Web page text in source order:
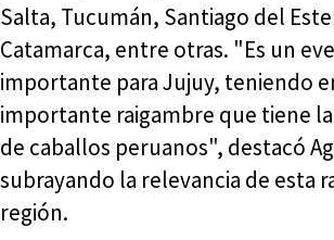
Salta, Tucumán, Santiago del
Catamarca, entre otras. "Es un
importante para Jujuy, teniendo
importante raigambre que tiene
de caballos peruanos", destacó
subrayando la relevancia de esta
región.